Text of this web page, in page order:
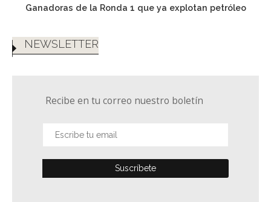
Ganadoras de la Ronda 1 que ya explotan petróleo
NEWSLETTER
Recibe en tu correo nuestro boletín